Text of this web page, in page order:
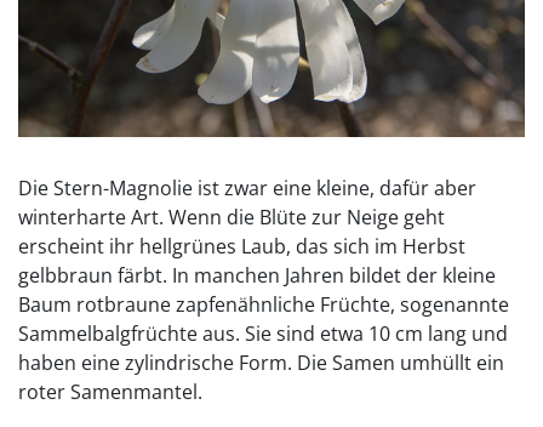
Die Stern-Magnolie ist zwar eine kleine, dafür aber
winterharte Art. Wenn die Blüte zur Neige geht
erscheint ihr hellgrünes Laub, das sich im Herbst
gelbbraun färbt. In manchen Jahren bildet der kleine
Baum rotbraune zapfenähnliche Früchte, sogenannte
Sammelbalgfrüchte aus. Sie sind etwa 10 cm lang und
haben eine zylindrische Form. Die Samen umhüllt ein
roter Samenmantel.